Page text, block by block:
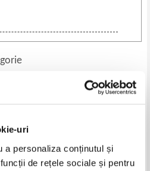
uri
a personaliza conținutul și
de rețele sociale și pentru
-40%